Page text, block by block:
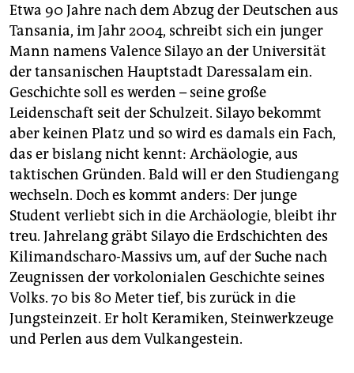
Etwa 90 Jahre nach dem Abzug der Deutschen aus
Tansania, im Jahr 2004, schreibt sich ein junger
Mann namens Valence Silayo an der Universität
der tansanischen Hauptstadt Daressalam ein.
Geschichte soll es werden – seine große
Leidenschaft seit der Schulzeit. Silayo bekommt
aber keinen Platz und so wird es damals ein Fach,
das er bislang nicht kennt: Archäologie, aus
taktischen Gründen. Bald will er den Studiengang
wechseln. Doch es kommt anders: Der junge
Student verliebt sich in die Archäologie, bleibt ihr
treu. Jahrelang gräbt Silayo die Erdschichten des
Kilimandscharo-Massivs um, auf der Suche nach
Zeugnissen der vorkolonialen Geschichte seines
Volks. 70 bis 80 Meter tief, bis zurück in die
Jungsteinzeit. Er holt Keramiken, Steinwerkzeuge
und Perlen aus dem Vulkangestein.